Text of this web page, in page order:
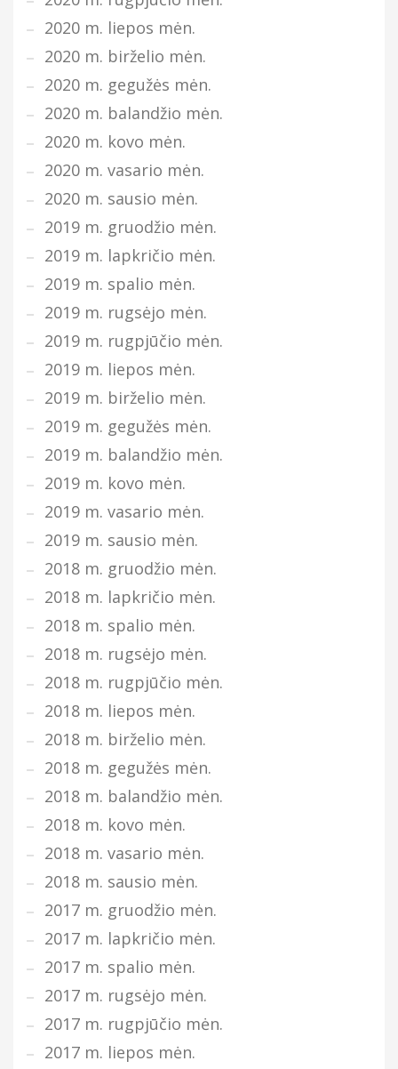
2020 m. liepos mėn.
2020 m. birželio mėn.
2020 m. gegužės mėn.
2020 m. balandžio mėn.
2020 m. kovo mėn.
2020 m. vasario mėn.
2020 m. sausio mėn.
2019 m. gruodžio mėn.
2019 m. lapkričio mėn.
2019 m. spalio mėn.
2019 m. rugsėjo mėn.
2019 m. rugpjūčio mėn.
2019 m. liepos mėn.
2019 m. birželio mėn.
2019 m. gegužės mėn.
2019 m. balandžio mėn.
2019 m. kovo mėn.
2019 m. vasario mėn.
2019 m. sausio mėn.
2018 m. gruodžio mėn.
2018 m. lapkričio mėn.
2018 m. spalio mėn.
2018 m. rugsėjo mėn.
2018 m. rugpjūčio mėn.
2018 m. liepos mėn.
2018 m. birželio mėn.
2018 m. gegužės mėn.
2018 m. balandžio mėn.
2018 m. kovo mėn.
2018 m. vasario mėn.
2018 m. sausio mėn.
2017 m. gruodžio mėn.
2017 m. lapkričio mėn.
2017 m. spalio mėn.
2017 m. rugsėjo mėn.
2017 m. rugpjūčio mėn.
2017 m. liepos mėn.